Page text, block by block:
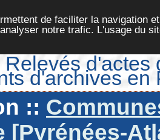
de faciliter la navigation
notre trafic. L'usage du
Relevés d'actes
d'archives en
::
[Pyrénées-